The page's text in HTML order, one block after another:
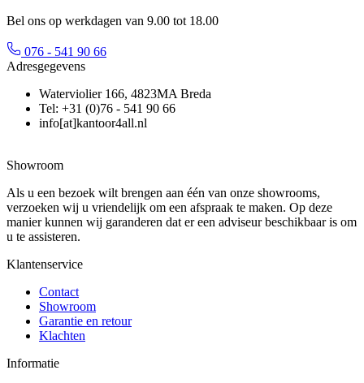
Bel ons op werkdagen van 9.00 tot 18.00
076 - 541 90 66
Adresgegevens
Waterviolier 166, 4823MA Breda
Tel: +31 (0)76 - 541 90 66
info[at]kantoor4all.nl
Showroom
Als u een bezoek wilt brengen aan één van onze showrooms,
verzoeken wij u vriendelijk om een afspraak te maken. Op deze
manier kunnen wij garanderen dat er een adviseur beschikbaar is om
u te assisteren.
Klantenservice
Contact
Showroom
Garantie en retour
Klachten
Informatie